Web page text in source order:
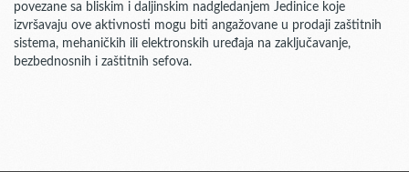
povezane sa bliskim i daljinskim nadgledanjem Jedinice koje
izvršavaju ove aktivnosti mogu biti angažovane u prodaji zaštitnih
sistema, mehaničkih ili elektronskih uređaja na zaključavanje,
bezbednosnih i zaštitnih sefova.